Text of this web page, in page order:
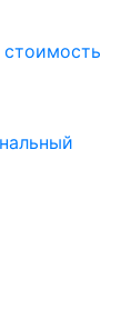
стоимость